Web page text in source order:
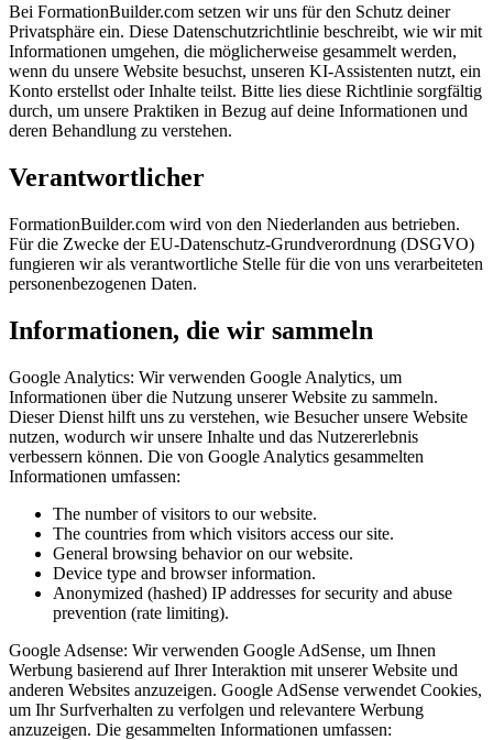
Bei FormationBuilder.com setzen wir uns für den Schutz deiner
Privatsphäre ein. Diese Datenschutzrichtlinie beschreibt, wie wir mit
Informationen umgehen, die möglicherweise gesammelt werden,
wenn du unsere Website besuchst, unseren KI-Assistenten nutzt, ein
Konto erstellst oder Inhalte teilst. Bitte lies diese Richtlinie sorgfältig
durch, um unsere Praktiken in Bezug auf deine Informationen und
deren Behandlung zu verstehen.
Verantwortlicher
FormationBuilder.com wird von den Niederlanden aus betrieben.
Für die Zwecke der EU-Datenschutz-Grundverordnung (DSGVO)
fungieren wir als verantwortliche Stelle für die von uns verarbeiteten
personenbezogenen Daten.
Informationen, die wir sammeln
Google Analytics: Wir verwenden Google Analytics, um
Informationen über die Nutzung unserer Website zu sammeln.
Dieser Dienst hilft uns zu verstehen, wie Besucher unsere Website
nutzen, wodurch wir unsere Inhalte und das Nutzererlebnis
verbessern können. Die von Google Analytics gesammelten
Informationen umfassen:
The number of visitors to our website.
The countries from which visitors access our site.
General browsing behavior on our website.
Device type and browser information.
Anonymized (hashed) IP addresses for security and abuse
prevention (rate limiting).
Google Adsense: Wir verwenden Google AdSense, um Ihnen
Werbung basierend auf Ihrer Interaktion mit unserer Website und
anderen Websites anzuzeigen. Google AdSense verwendet Cookies,
um Ihr Surfverhalten zu verfolgen und relevantere Werbung
anzuzeigen. Die gesammelten Informationen umfassen: